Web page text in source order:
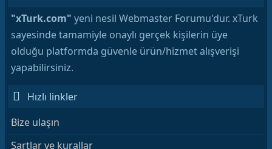
"xTurk.com" yeni nesil Webmaster Forumu'dur. xTurk
sayesinde tamamiyle onaylı gerçek kişilerin üye
olduğu platformda güvenle ürün/hizmet alışverişi
yapabilirsiniz.
Hızlı linkler
Bize ulaşın
Şartlar ve kurallar